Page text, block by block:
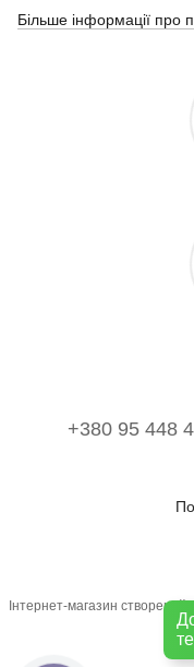
Більше інформації про
+380 95 448
Інтернет-магазин створений